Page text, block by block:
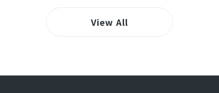
View All